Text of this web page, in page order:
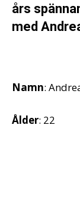
års
med
Namn:
Ålder: 22